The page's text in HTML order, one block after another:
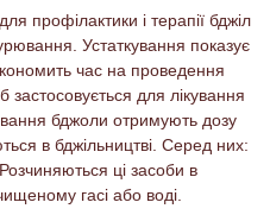
профілактики і терапії бджіл
Устаткування показує
час на проведення
застосовується для лікування
бджоли отримують дозу
в бджільництві. Серед них:
ці засоби в
гасі або воді.